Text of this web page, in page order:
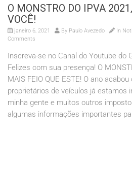
O MONSTRO DO IPVA
VOCÊ!
janeiro 6, 2021 By Paulo Avezedo In
Comments
Inscreva-se no Canal do Youtube do
Felizes com sua presença! O
MAIS FEIO QUE ESTE! O ano
proprietários de veículos já estamos
minha gente e muitos outros
algumas informações importantes